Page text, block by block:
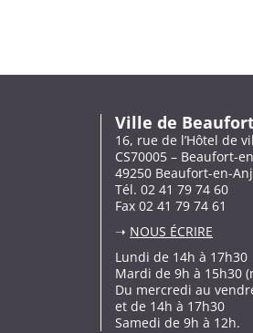
Ville de
16, rue de l’Hôtel de
CS70005 – Beaufort-
49250 Beaufort-en-
Tél. 02 41 79 74 60
Fax 02 41 79 74 61
➝ NOUS ÉCRIRE
Lundi de 14h à 17h30
Mardi de 9h à 15h30
Du mercredi au
et de 14h à 17h30
Samedi de 9h à 12h.